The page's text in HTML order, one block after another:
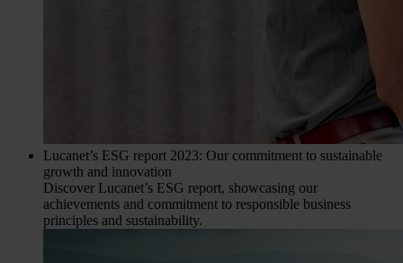
Lucanet’s ESG report 2023: Our commitment to sustainable
growth and innovation
Discover Lucanet’s ESG report, showcasing our
achievements and commitment to responsible business
principles and sustainability.